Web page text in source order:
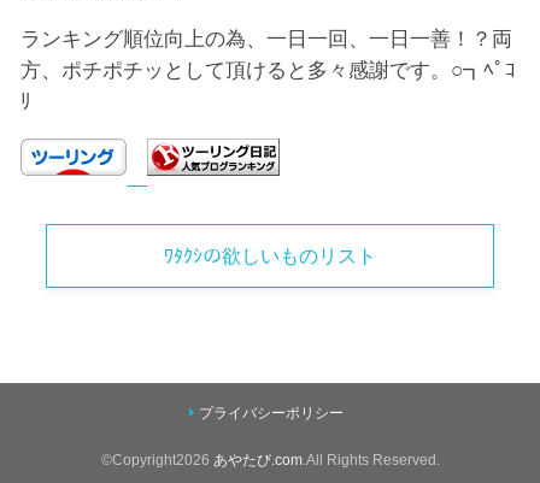
ランキング順位向上の為、一日一回、一日一善！？両
方、ポチポチッとして頂けると多々感謝です。○┓ﾍﾟｺ
ﾘ
ﾜﾀｸｼの欲しいものリスト
プライバシーポリシー
©Copyright2026 あやたび.com.All Rights Reserved.